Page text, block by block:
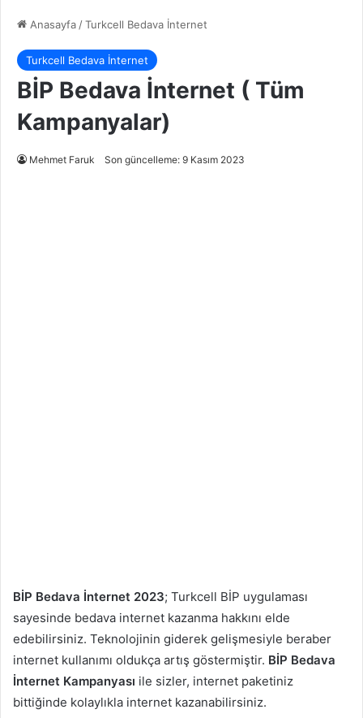
Anasayfa/Turkcell Bedava İnternet
Turkcell Bedava İnternet
BİP Bedava İnternet ( Tüm
Kampanyalar)
Mehmet Faruk Son güncelleme: 9 Kasım 2023
BİP Bedava İnternet 2023; Turkcell BİP uygulaması
sayesinde bedava internet kazanma hakkını elde
edebilirsiniz. Teknolojinin giderek gelişmesiyle beraber
internet kullanımı oldukça artış göstermiştir. BİP Bedava
İnternet Kampanyası ile sizler, internet paketiniz
bittiğinde kolaylıkla internet kazanabilirsiniz.